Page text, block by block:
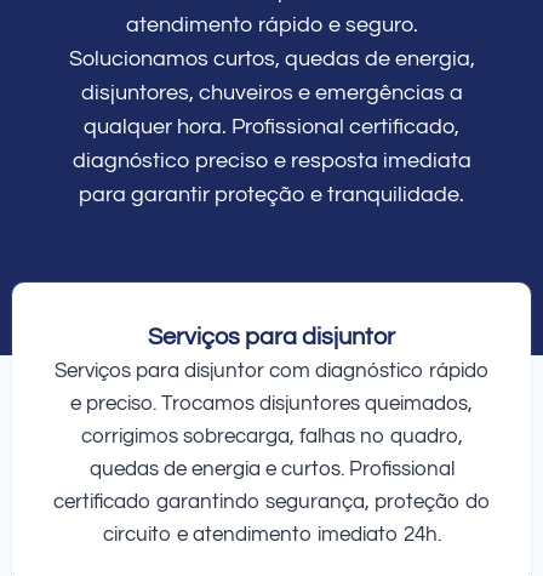
atendimento rápido e seguro.
Solucionamos curtos, quedas de energia,
disjuntores, chuveiros e emergências a
qualquer hora. Profissional certificado,
diagnóstico preciso e resposta imediata
para garantir proteção e tranquilidade.
Serviços para disjuntor
Serviços para disjuntor com diagnóstico rápido
e preciso. Trocamos disjuntores queimados,
corrigimos sobrecarga, falhas no quadro,
quedas de energia e curtos. Profissional
certificado garantindo segurança, proteção do
circuito e atendimento imediato 24h.